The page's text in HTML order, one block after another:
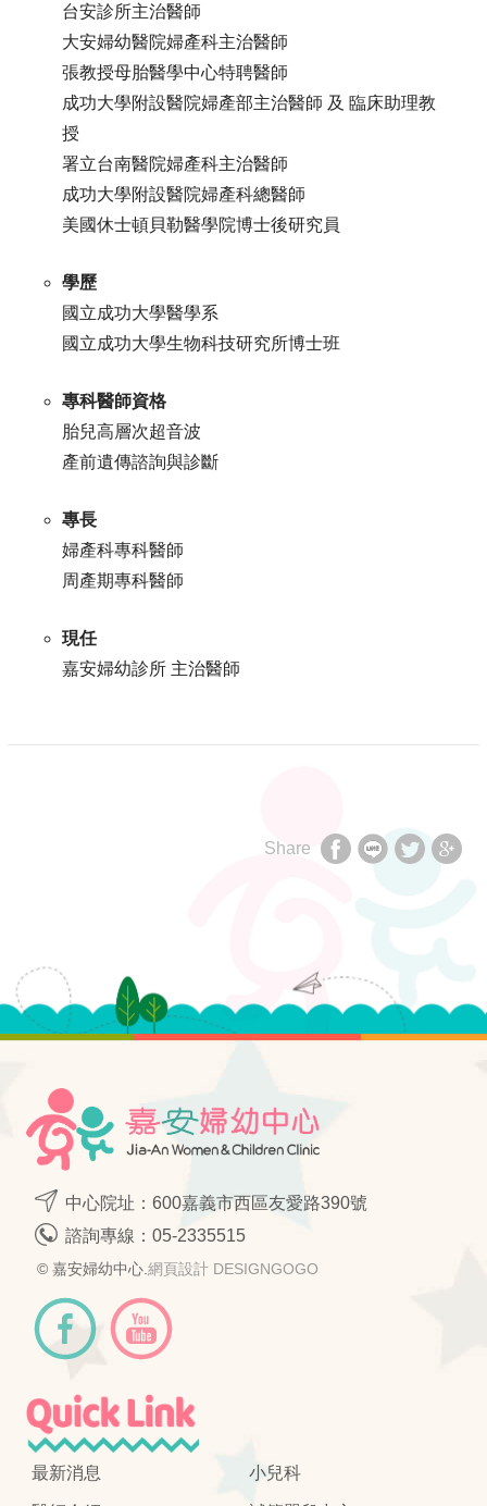
台安診所主治醫師
大安婦幼醫院婦產科主治醫師
張教授母胎醫學中心特聘醫師
成功大學附設醫院婦產部主治醫師 及 臨床助理教
授
署立台南醫院婦產科主治醫師
成功大學附設醫院婦產科總醫師
美國休士頓貝勒醫學院博士後研究員
學歷
國立成功大學醫學系
國立成功大學生物科技研究所博士班
專科醫師資格
胎兒高層次超音波
產前遺傳諮詢與診斷
專長
婦產科專科醫師
周產期專科醫師
現任
嘉安婦幼診所 主治醫師
Share
中心院址：600嘉義市西區友愛路390號
諮詢專線： 05-2335515
© 嘉安婦幼中心. 網頁設計 DESIGNGOGO
最新消息 小兒科